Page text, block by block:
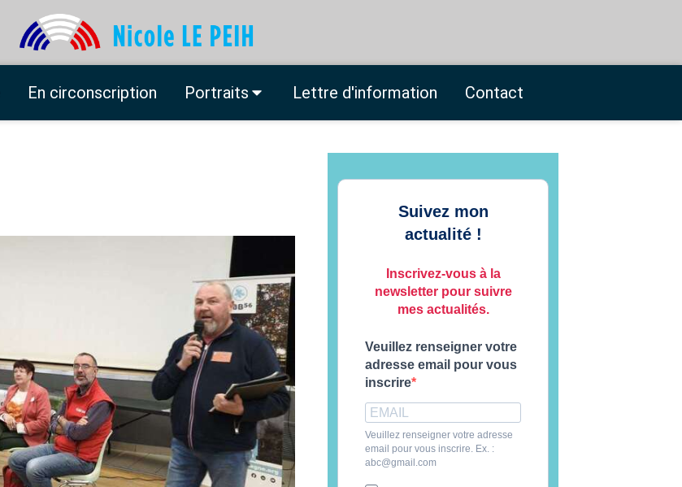
En circonscription Portraits Lettre d'information Contact
Suivez mon
actualité !
Inscrivez-vous à la
newsletter pour suivre
mes actualités.
Veuillez renseigner votre
adresse email pour vous
inscrire
Veuillez renseigner votre adresse
email pour vous inscrire. Ex. :
abc@gmail.com